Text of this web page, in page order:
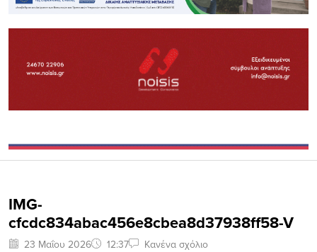
IMG-
cfcdc834abac456e8cbea8d37938ff58-V
23 Μαΐου 2026 12:37 Κανένα σχόλιο